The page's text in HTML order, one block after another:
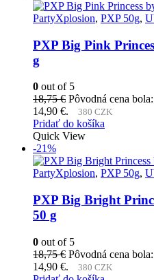
PartyXplosion, PXP 50g,
PXP Big Pink
g
0 out of 5
18,75€ Pôvodná cena
14,90 €.
380 CZK
Pridať do košíka
Quick View
-21%
PartyXplosion, PXP 50g,
PXP Big Bright
50 g
0 out of 5
18,75€ Pôvodná cena
14,90 €.
380 CZK